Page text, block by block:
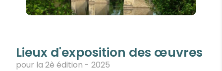
Lieux d'exposition des œuvres
pour la 2è édition - 2025